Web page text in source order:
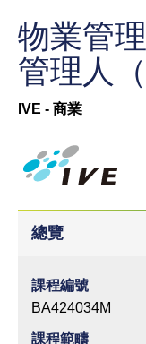
物業管
管理人
IVE - 商業
總覽
課程編號
BA424034M
課程範疇